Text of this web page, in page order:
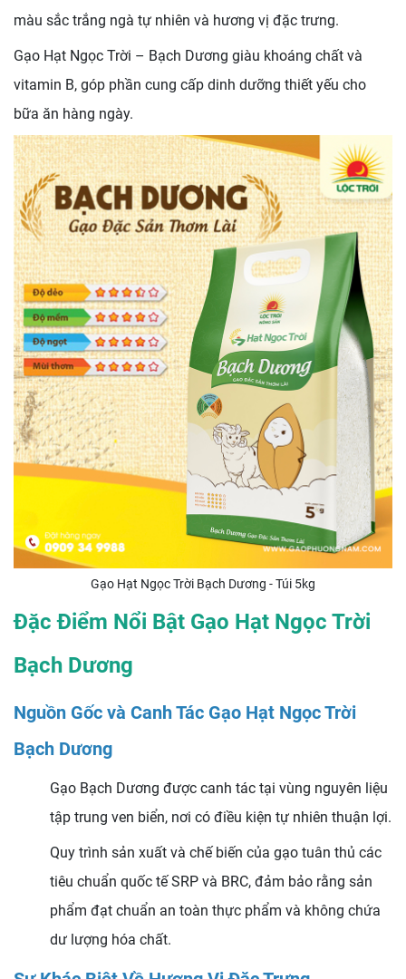
màu sắc trắng ngà tự nhiên và hương vị đặc trưng.
Gạo Hạt Ngọc Trời – Bạch Dương giàu khoáng chất và
vitamin B, góp phần cung cấp dinh dưỡng thiết yếu cho
bữa ăn hàng ngày.
Gạo Hạt Ngọc Trời Bạch Dương - Túi 5kg
Đặc Điểm Nổi Bật Gạo Hạt Ngọc Trời
Bạch Dương
Nguồn Gốc và Canh Tác Gạo Hạt Ngọc Trời
Bạch Dương
Gạo Bạch Dương được canh tác tại vùng nguyên liệu
tập trung ven biển, nơi có điều kiện tự nhiên thuận lợi.
Quy trình sản xuất và chế biến của gạo tuân thủ các
tiêu chuẩn quốc tế SRP và BRC, đảm bảo rằng sản
phẩm đạt chuẩn an toàn thực phẩm và không chứa
dư lượng hóa chất.